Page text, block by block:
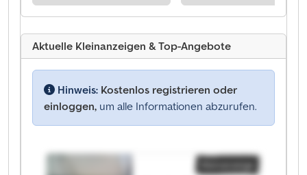
Aktuelle Kleinanzeigen & Top-Angebote
Hinweis: Kostenlos registrieren oder
einloggen, um alle Informationen abzurufen.